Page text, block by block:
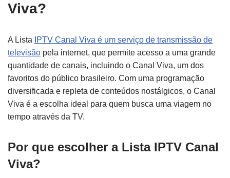
Viva?
A Lista
IPTV Canal Viva é um serviço de transmissão de
televisão pela internet, que permite acesso a uma grande
quantidade de canais, incluindo o Canal Viva, um dos
favoritos do público brasileiro. Com uma programação
diversificada e repleta de conteúdos nostálgicos, o Canal
Viva é a escolha ideal para quem busca uma viagem no
tempo através da TV.
Por que escolher a Lista IPTV Canal
Viva?